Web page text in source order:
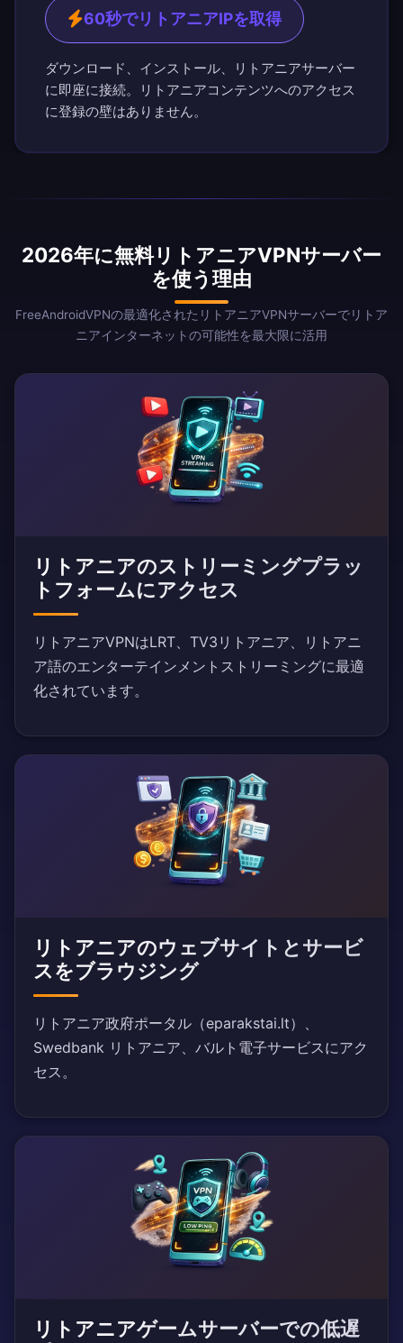
60秒でリトアニアIPを取得
ダウンロード、インストール、リトアニアサーバー
に即座に接続。リトアニアコンテンツへのアクセス
に登録の壁はありません。
2026年に無料リトアニアVPNサーバー
を使う理由
FreeAndroidVPNの最適化されたリトアニアVPNサーバーでリトア
ニアインターネットの可能性を最大限に活用
リトアニアのストリーミングプラッ
トフォームにアクセス
リトアニアVPNはLRT、TV3リトアニア、リトアニ
ア語のエンターテインメントストリーミングに最適
化されています。
リトアニアのウェブサイトとサービ
スをブラウジング
リトアニア政府ポータル（eparakstai.lt）、
Swedbank リトアニア、バルト電子サービスにアク
セス。
リトアニアゲームサーバーでの低遅